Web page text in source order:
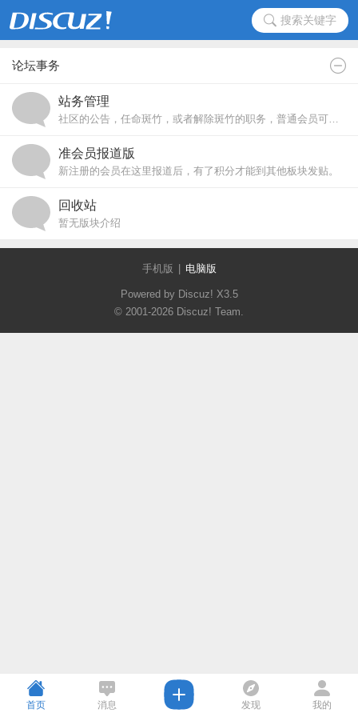
搜索关键字
论坛事务
站务管理
社区的公告，任命斑竹，或者解除斑竹的职务，普通会员可在此申请斑竹，以及对论坛的建议、投诉、批评请在此发表
准会员报道版
新注册的会员在这里报道后，有了积分才能到其他板块发贴。
回收站
暂无版块介绍
手机版 电脑版
Powered by Discuz! X3.5
© 2001-2026 Discuz! Team.
首页 消息 发现 我的